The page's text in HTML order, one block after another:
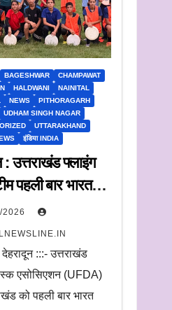
BAGESHWAR
CHAMPAWAT
HALDWANI
NAINITAL
NEWS
PITHORAGARH
UDHAM SINGH NAGAR
UTTARAKHAND
इंडिया INDIA
: उत्तराखंड फ्लाइंग
पहली बार भारत
प्रतिभाग
2026
:::- उत्तराखंड
एसोसिएशन (UFDA)
को पहली बार भारत